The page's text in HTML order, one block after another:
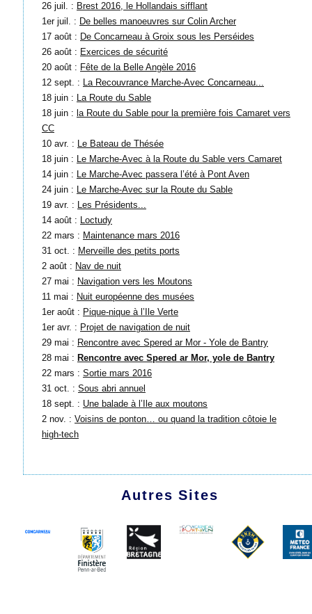
26 juil. : Brest 2016, le Hollandais sifflant
1er juil. : De belles manoeuvres sur Colin Archer
17 août : De Concarneau à Groix sous les Perséides
26 août : Exercices de sécurité
20 août : Fête de la Belle Angèle 2016
12 sept. : La Recouvrance Marche-Avec Concarneau...
18 juin : La Route du Sable
18 juin : la Route du Sable pour la première fois Camaret vers
CC
10 avr. : Le Bateau de Thésée
18 juin : Le Marche-Avec à la Route du Sable vers Camaret
14 juin : Le Marche-Avec passera l’été à Pont Aven
24 juin : Le Marche-Avec sur la Route du Sable
19 avr. : Les Présidents...
14 août : Loctudy
22 mars : Maintenance mars 2016
31 oct. : Merveille des petits ports
2 août : Nav de nuit
27 mai : Navigation vers les Moutons
11 mai : Nuit européenne des musées
1er août : Pique-nique à l’Ile Verte
1er avr. : Projet de navigation de nuit
29 mai : Rencontre avec Spered ar Mor - Yole de Bantry
28 mai : Rencontre avec Spered ar Mor, yole de Bantry
22 mars : Sortie mars 2016
31 oct. : Sous abri annuel
18 sept. : Une balade à l’Ile aux moutons
2 nov. : Voisins de ponton… ou quand la tradition côtoie le
high-tech
Autres Sites